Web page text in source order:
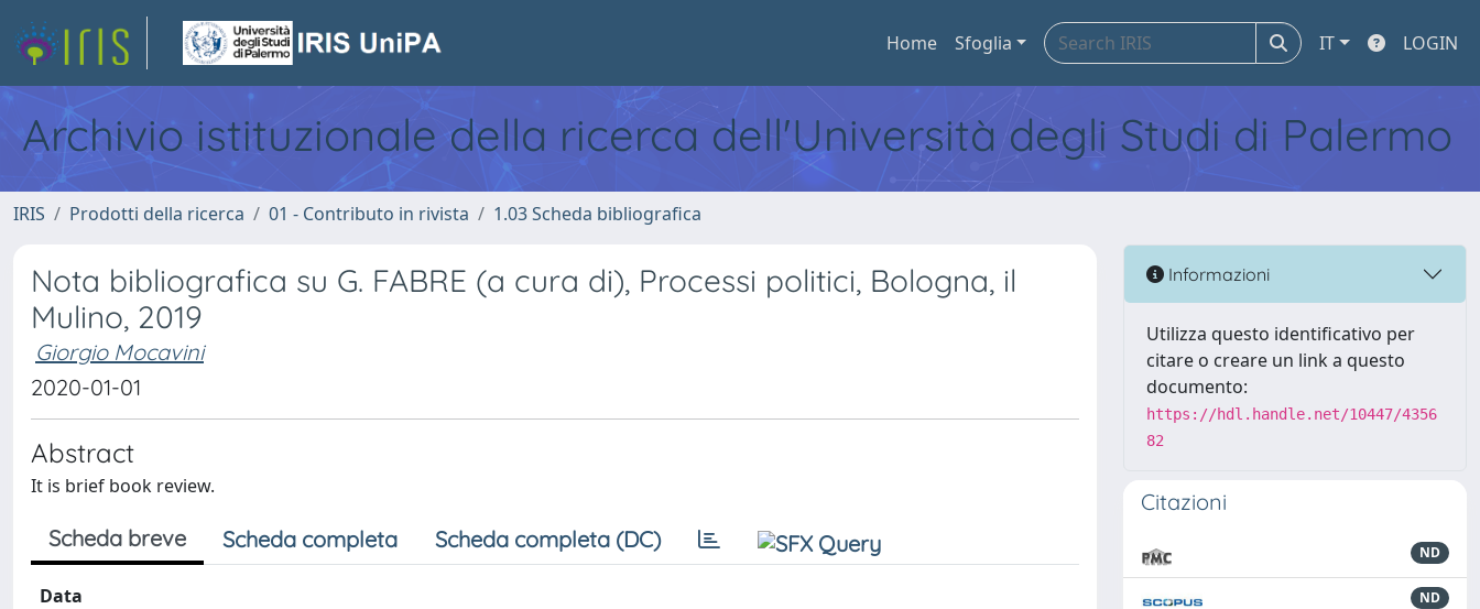
Home Sfoglia IT LOGIN
Archivio istituzionale della ricerca dell'Università degli Studi di Palermo
IRIS Prodotti della ricerca 01 - Contributo in rivista 1.03 Scheda bibliografica
Nota bibliografica su G. FABRE (a cura di), Processi politici, Bologna, il
Mulino, 2019
Giorgio Mocavini
2020-01-01
Abstract
It is brief book review.
Scheda breve Scheda completa Scheda completa (DC)
Data
Informazioni
Utilizza questo identificativo per
citare o creare un link a questo
documento:
https://hdl.handle.net/10447/4356
82
Citazioni
ND
ND